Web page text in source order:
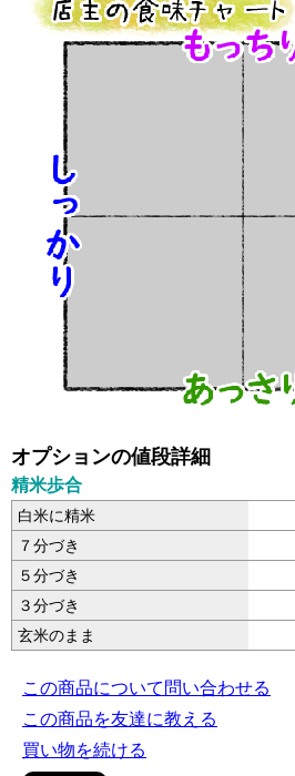
オプションの値段詳細
精米歩合
白米に精米
７分づき
５分づき
３分づき
玄米のまま
この商品について問い合わせる
この商品を友達に教える
買い物を続ける